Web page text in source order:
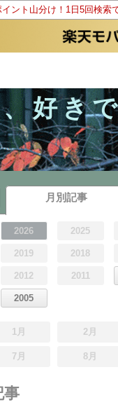
イント山分け！1日5回検索
好き
月別記事
2026 2025
2019 2018
2012 2011
2005
1月 2月
7月 8月
事